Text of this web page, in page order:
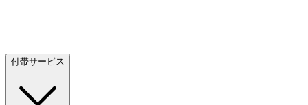
付帯サービス